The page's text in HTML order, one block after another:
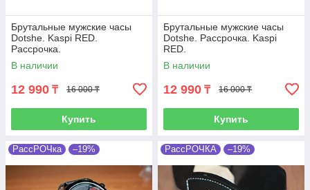
Брутальные мужские часы
Dotshe. Kaspi RED.
Рассрочка.
В наличии
12 990 ₸ 16 000 ₸
Купить
Брутальные мужские часы
Dotshe. Рассрочка. Kaspi
RED.
В наличии
12 990 ₸ 16 000 ₸
Купить
РассРОЧка –19% РассРОЧКА –19%